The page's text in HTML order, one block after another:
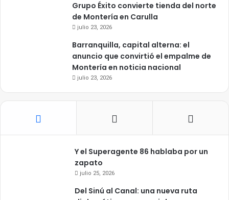
Grupo Éxito convierte tienda del norte
de Montería en Carulla
julio 23, 2026
Barranquilla, capital alterna: el
anuncio que convirtió el empalme de
Montería en noticia nacional
julio 23, 2026
Y el Superagente 86 hablaba por un
zapato
julio 25, 2026
Del Sinú al Canal: una nueva ruta